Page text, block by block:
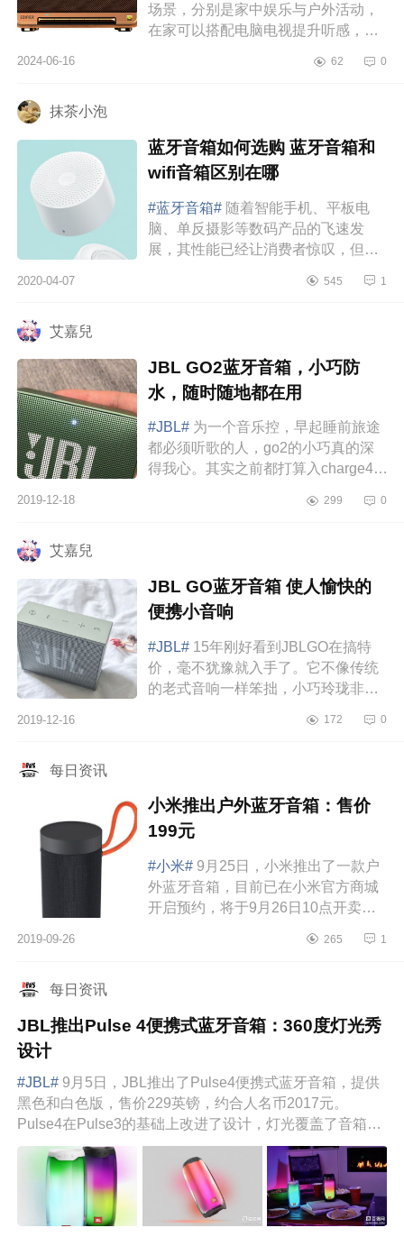
场景，分别是家中娱乐与户外活动，
在家可以搭配电脑电视提升听感，或
面小编为大家介绍下漫步者m330值得
2024-06-16 62 0
抹茶小泡
蓝牙音箱如何选购 蓝牙音箱和
wifi音箱区别在哪
#蓝牙音箱# 随着智能手机、平板电
脑、单反摄影等数码产品的飞速发
展，其性能已经让消费者惊叹，但是
近几年，蓝牙音箱顺势而起，小巧便
2020-04-07 545 1
艾嘉兒
JBL GO2蓝牙音箱，小巧防
水，随时随地都在用
#JBL# 为一个音乐控，早起睡前旅途
都必须听歌的人，go2的小巧真的深
得我心。其实之前都打算入charge4，
方便携带的，最后就go2了。外观展
2019-12-18 299 0
艾嘉兒
JBL GO蓝牙音箱 使人愉快的
便携小音响
#JBL# 15年刚好看到JBLGO在搞特
价，毫不犹豫就入手了。它不像传统
的老式音响一样笨拙，小巧玲珑非常
种喜欢高颜值的人。特别喜欢用他听
2019-12-16 172 0
每日资讯
小米推出户外蓝牙音箱：售价
199元
#小米# 9月25日，小米推出了一款户
外蓝牙音箱，目前已在小米官方商城
开启预约，将于9月26日10点开卖，
了无缝布织物和软胶材质，内置
2019-09-26 265 1
每日资讯
JBL推出Pulse 4便携式蓝牙音箱：360度灯光秀
设计
#JBL# 9月5日，JBL推出了Pulse4便携式蓝牙音箱，提供
黑色和白色版，售价229英镑，约合人名币2017元。
Pulse4在Pulse3的基础上改进了设计，灯光覆盖了音箱全
部表面，具有可定制的36...